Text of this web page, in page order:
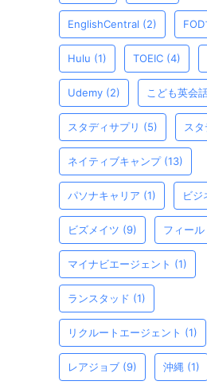
EnglishCentral (2)
Hulu (1) TOEIC (4)
Udemy (2) こども英会
スタディサプリ (5) ス
ネイティブキャンプ(13)
パソナキャリア (1) ビジ
ビズメイツ (9) フィー
マイナビエージェント (1)
ランスタッド (1)
リクルートエージェント (1)
レアジョブ (9) 沖縄 (1)